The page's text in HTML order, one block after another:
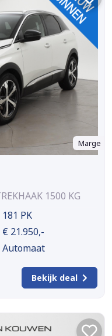
Marge
1500 KG
181 PK
€ 21.950,-
Automaat
Bekijk deal